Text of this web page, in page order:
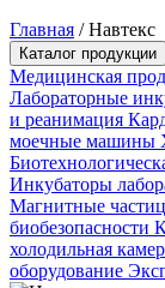
Главная /Навтекс
Каталог продукции
Медицинская
Лабораторные
и реанимация
моечные машины
Инкубаторы
Магнитные
биобезопасности
холодильная
оборудование